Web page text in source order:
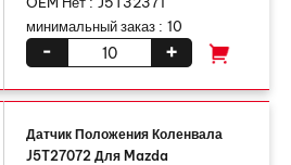
минимальный заказ : 10
+
-
Датчик Положения Коленвала
J5T27072 Для Mazda